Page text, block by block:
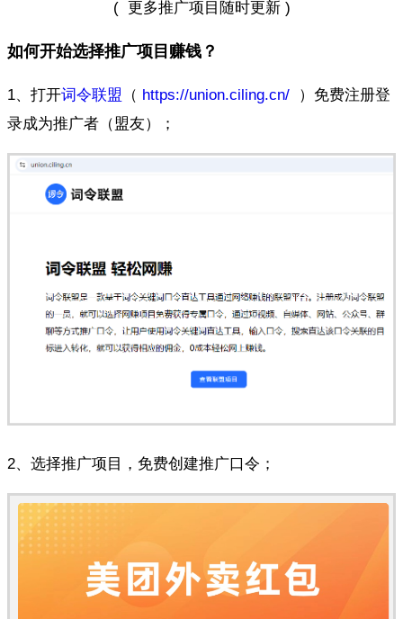
( 更多推广项目随时更新 )
如何开始选择推广项目赚钱？
1、打开词令联盟 （ https://union.ciling.cn/ ）免费注册登
录成为推广者（盟友）；
2、选择推广项目，免费创建推广口令；